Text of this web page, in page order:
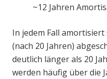
~12 Jahren
In jedem Fall
(nach 20 Jahren)
deutlich länger als 20
werden häufig über die